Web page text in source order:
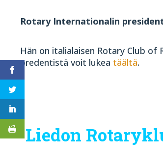
Rotary Internationalin
Hän on italialaisen Rotary Club of
predentistä voit lukea täältä.
Liedon